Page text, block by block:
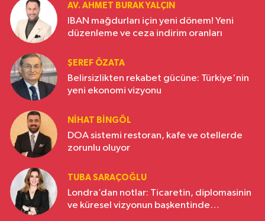
AV. AHMET BURAK YALÇIN
IBAN mağdurları için yeni dönem! Yeni
düzenleme ve ceza indirim oranları
ŞEREF ÖZATA
Belirsizlikten rekabet gücüne: Türkiye'nin
yeni ekonomi vizyonu
NIHAT BINGÖL
DOA sistemi restoran, kafe ve otellerde
zorunlu oluyor
TUBA SARAÇOĞLU
Londra’dan notlar: Ticaretin, diplomasinin
ve küresel vizyonun başkentinde